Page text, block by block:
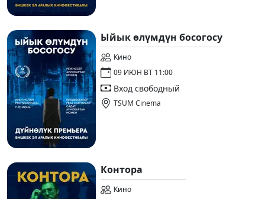
Ыйык өлүмдүн босогосу
Кино
09 ИЮН ВТ 11:00
Вход свободный
TSUM Cinema
Контора
Кино